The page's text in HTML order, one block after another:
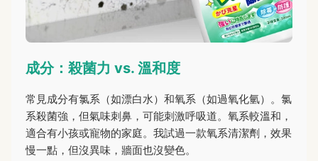
成分：殺菌力 vs. 溫和度
常見成分有氯系（如漂白水）和氧系（如過氧化氫）。氯
系殺菌強，但氣味刺鼻，可能刺激呼吸道。氧系較溫和，
適合有小孩或寵物的家庭。我試過一款氧系清潔劑，效果
慢一點，但沒異味，牆面也沒變色。